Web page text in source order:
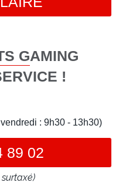
GAMING
!
: 9h30 - 13h30)
89 02